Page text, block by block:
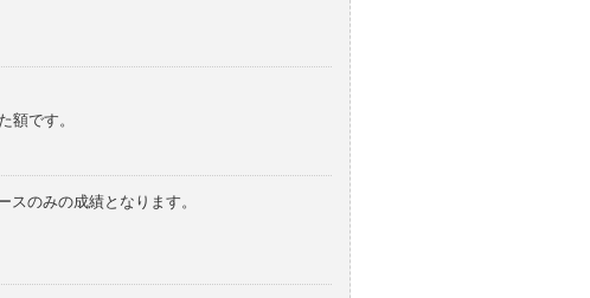
額です。
のみの成績となります。